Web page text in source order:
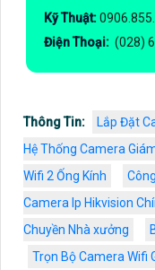
Kỹ Thuật:
Điện Thoại: (028)
Thông Tin: Lắp Đặt
Hệ Thống Camera
Wifi 2 Ống Kính
Camera Ip Hikvision
Chuyền Nhà xưởng
Trọn Bộ Camera Wifi